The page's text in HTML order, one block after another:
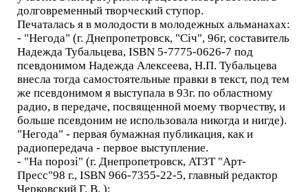
долговременный творческий ступор.
Печаталась я в молодости в молодежных альманахах:
- "Негода" (г. Днепропетровск, "Січ", 96г, составитель
Надежда Тубальцева, ISBN 5-7775-0626-7 под
псевдонимом Надежда Алексеева, Н.П. Тубальцева
внесла тогда самостоятельные правки в текст, под тем
же псевдонимом я выступала в 93г. по областному
радио, в передаче, посвященной моему творчеству, и
больше псевдоним не использовала никогда и нигде).
"Негода" - первая бумажная публикация, как и
радиопередача - первое выступление.
- "На порозі" (г. Днепропетровск, АТЗТ "Арт-
Пресс"98 г., ISBN 966-7355-22-5, главный редактор
Черковский Г. В. );